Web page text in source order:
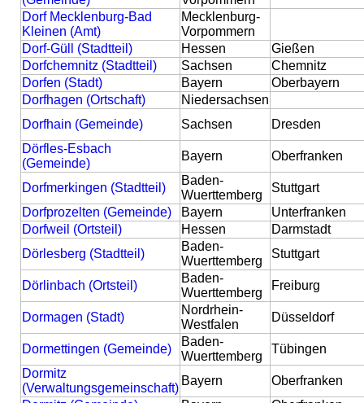
Dorf Mecklenburg-Bad
Kleinen (Amt)
Mecklenburg-
Vorpommern
Dorf-Güll (Stadtteil)
Hessen
Gießen
Dorfchemnitz (Stadtteil)
Sachsen
Chemnitz
Dorfen (Stadt)
Bayern
Oberbayern
Dorfhagen (Ortschaft)
Niedersachsen
Dorfhain (Gemeinde)
Sachsen
Dresden
Dörfles-Esbach
(Gemeinde)
Bayern Oberfranken
Dorfmerkingen (Stadtteil)
Baden-
Wuerttemberg
Stuttgart
Dorfprozelten (Gemeinde)
Bayern
Unterfranken
Dorfweil (Ortsteil)
Hessen
Darmstadt
Dörlesberg (Stadtteil)
Baden-
Wuerttemberg
Stuttgart
Dörlinbach (Ortsteil)
Baden-
Wuerttemberg
Freiburg
Dormagen (Stadt)
Nordrhein-
Westfalen
Düsseldorf
Dormettingen (Gemeinde)
Baden-
Wuerttemberg
Tübingen
Dormitz
(Verwaltungsgemeinschaft)
Bayern
Oberfranken